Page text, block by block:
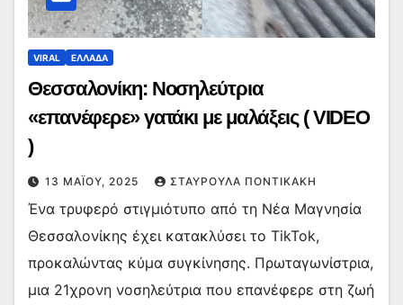
VIRAL ΕΛΛΑΔΑ
Θεσσαλονίκη: Νοσηλεύτρια
«επανέφερε» γατάκι με μαλάξεις ( VIDEO
)
13 ΜΑΪ́ΟΥ, 2025 ΣΤΑΥΡΟΎΛΑ ΠΟΝΤΙΚΆΚΗ
Ένα τρυφερό στιγμιότυπο από τη Νέα Μαγνησία
Θεσσαλονίκης έχει κατακλύσει το TikTok,
προκαλώντας κύμα συγκίνησης. Πρωταγωνίστρια,
μια 21χρονη νοσηλεύτρια που επανέφερε στη ζωή